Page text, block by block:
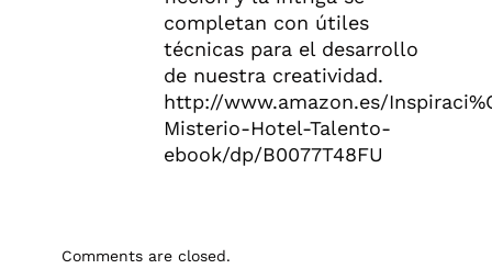
completan con útiles
técnicas para el desarrollo
de nuestra creatividad.
http://www.amazon.es/
Misterio-Hotel-Talento-
ebook/dp/B0077T48FU
Comments are closed.